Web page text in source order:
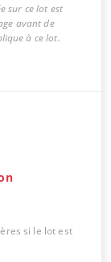
sur ce lot est
avant de
à ce lot.
si le lot est